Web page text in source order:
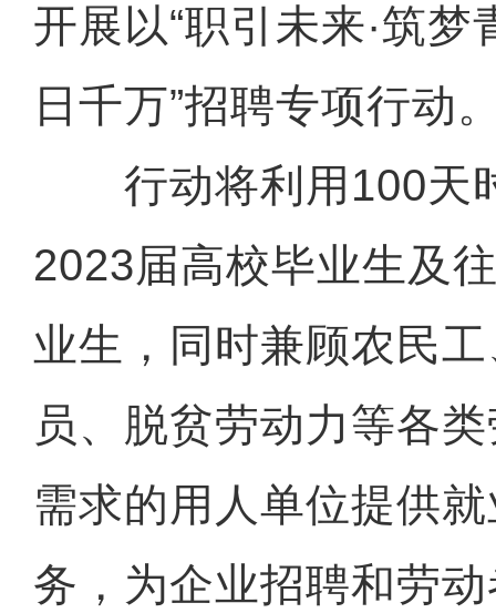
开展以“职引未来·筑梦
日千万”招聘专项行动
行动将利用100天
2023届高校毕业生及
业生，同时兼顾农民
员、脱贫劳动力等各
需求的用人单位提供
务，为企业招聘和劳